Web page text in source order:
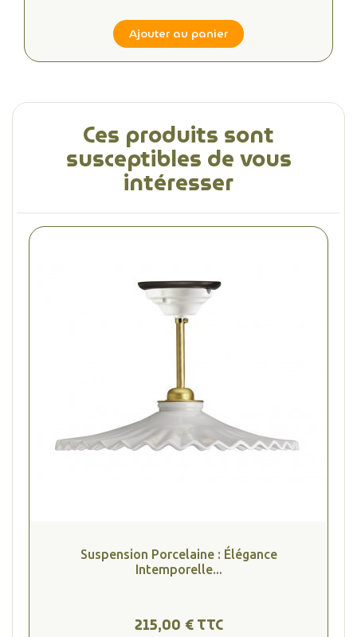
Ajouter au panier
Ces produits sont
susceptibles de vous
intéresser
Suspension Porcelaine : Élégance
Intemporelle...
215,00 € TTC